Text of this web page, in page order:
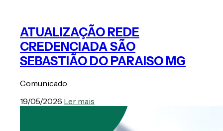
ATUALIZAÇÃO REDE
CREDENCIADA SÃO
SEBASTIÃO DO PARAISO MG
Comunicado
19/05/2026 Ler mais